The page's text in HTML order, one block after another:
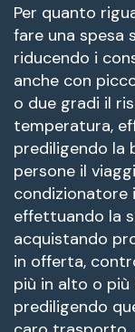
Per quanto
fare una spesa
riducendo i
anche con
o due gradi il
temperatura,
prediligendo la
persone il
condizionatore
effettuando la
acquistando
in offerta,
più in alto o
prediligendo